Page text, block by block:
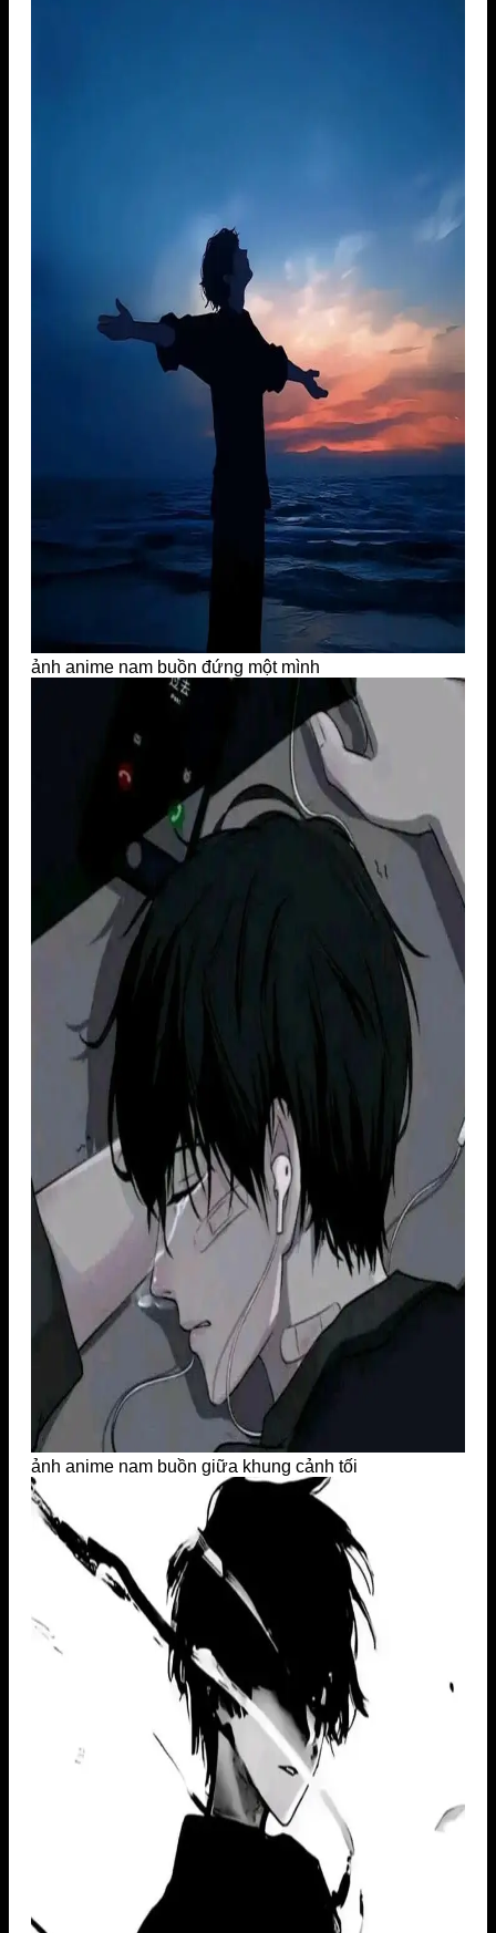
ảnh anime nam buồn đứng một mình
ảnh anime nam buồn giữa khung cảnh tối